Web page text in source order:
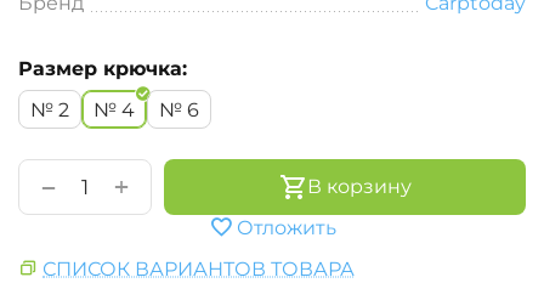
Размер крючка:
№ 2
№ 4 № 6
+
−
В корзину
Отложить
СПИСОК ВАРИАНТОВ ТОВАРА